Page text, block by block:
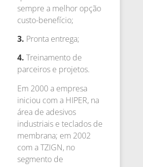
sempre a melhor opção
custo-benefício;
3. Pronta entrega;
4. Treinamento de
parceiros e projetos.
Em 2000 a empresa
iniciou com a HIPER, na
área de adesivos
industriais e teclados de
membrana; em 2002
com a TZIGN, no
segmento de